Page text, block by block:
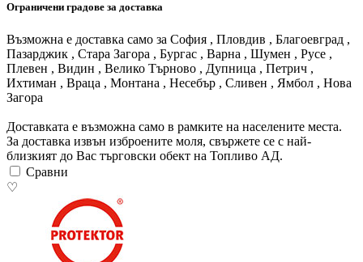
Ограничени градове за доставка
Възможна е доставка само за София , Пловдив , Благоевград ,
Пазарджик , Стара Загора , Бургас , Варна , Шумен , Русе ,
Плевен , Видин , Велико Търново , Дупница , Петрич ,
Ихтиман , Враца , Монтана , Несебър , Сливен , Ямбол , Нова
Загора
Доставката е възможна само в рамките на населените места.
За доставка извън изброените моля, свържете се с най-
близкият до Вас търговски обект на Топливо АД.
Сравни
♡